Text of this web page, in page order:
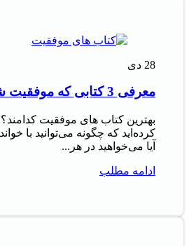
28 دی
معرفی 3 کتابی که موفقیت شما را تضمین می‌کنند
بهترین کتاب های موفقیت کدامند؟
کرده‌اید که چگونه می‌توانید با
آیا می‌خواهید در هر...
ادامه مطلب